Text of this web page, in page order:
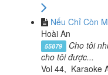
Nếu Chỉ Còn
Hoài An
55879 Cho tôi
cho tôi được...
Vol 44, Karaoke